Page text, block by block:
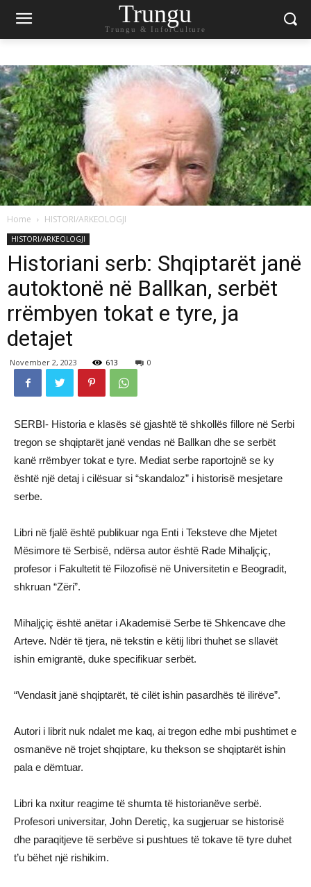
Trungu
Trungu & InforCulture
Home HISTORI/ARKEOLOGJI
HISTORI/ARKEOLOGJI
Historiani serb: Shqiptarët janë
autoktonë në Ballkan, serbët
rrëmbyen tokat e tyre, ja
detajet
November 2, 2023 613 0
SERBI- Historia e klasës së gjashtë të shkollës fillore në Serbi
tregon se shqiptarët janë vendas në Ballkan dhe se serbët
kanë rrëmbyer tokat e tyre. Mediat serbe raportojnë se ky
është një detaj i cilësuar si “skandaloz” i historisë mesjetare
serbe.
Libri në fjalë është publikuar nga Enti i Teksteve dhe Mjetet
Mësimore të Serbisë, ndërsa autor është Rade Mihaljçiç,
profesor i Fakultetit të Filozofisë në Universitetin e Beogradit,
shkruan “Zëri”.
Mihaljçiç është anëtar i Akademisë Serbe të Shkencave dhe
Arteve. Ndër të tjera, në tekstin e këtij libri thuhet se sllavët
ishin emigrantë, duke specifikuar serbët.
“Vendasit janë shqiptarët, të cilët ishin pasardhës të ilirëve”.
Autori i librit nuk ndalet me kaq, ai tregon edhe mbi pushtimet e
osmanëve në trojet shqiptare, ku thekson se shqiptarët ishin
pala e dëmtuar.
Libri ka nxitur reagime të shumta të historianëve serbë.
Profesori universitar, John Deretiç, ka sugjeruar se historisë
dhe paraqitjeve të serbëve si pushtues të tokave të tyre duhet
t’u bëhet një rishikim.